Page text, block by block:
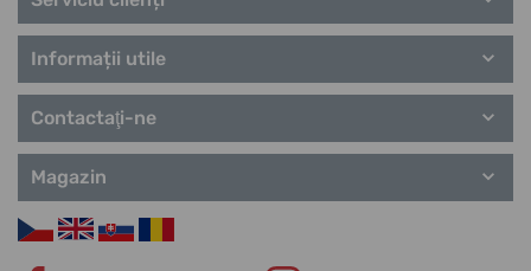
Informații utile
Contactaţi-ne
Magazin